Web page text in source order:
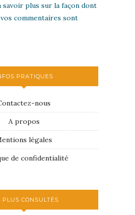
savoir plus sur la façon dont
commentaires sont
PRATIQUES
nous
A propos
légales
de confidentialité
PLUS CONSULTÉS